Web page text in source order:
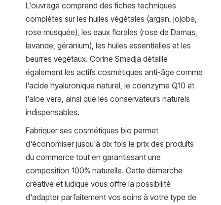
L'ouvrage comprend des fiches techniques
complètes sur les huiles végétales (argan, jojoba,
rose musquée), les eaux florales (rose de Damas,
lavande, géranium), les huiles essentielles et les
beurres végétaux. Corine Smadja détaille
également les actifs cosmétiques anti-âge comme
l'acide hyaluronique naturel, le coenzyme Q10 et
l'aloe vera, ainsi que les conservateurs naturels
indispensables.
Fabriquer ses cosmétiques bio permet
d'économiser jusqu'à dix fois le prix des produits
du commerce tout en garantissant une
composition 100% naturelle. Cette démarche
créative et ludique vous offre la possibilité
d'adapter parfaitement vos soins à votre type de